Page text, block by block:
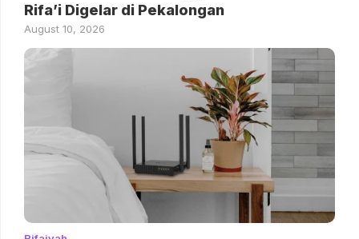
Rifa’i Digelar di Pekalongan
August 10, 2026